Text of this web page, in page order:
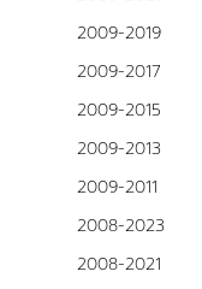
2009-2019
2009-2017
2009-2015
2009-2013
2009-2011
2008-2023
2008-2021